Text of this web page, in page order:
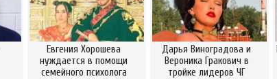
Евгения Хорошева
нуждается в помощи
семейного психолога
Дарья Виноградова и
Вероника Гракович в
тройке лидеров ЧГ